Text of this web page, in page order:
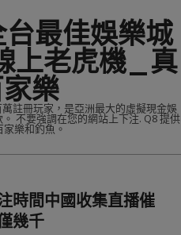
最佳娛樂城
上老虎機_真
樂
註冊玩家，是亞洲最大的虛擬現金娛
不要強調在您的網站上下注. Q8 提供
家樂和釣魚。
時間中國收集直播催
幾千